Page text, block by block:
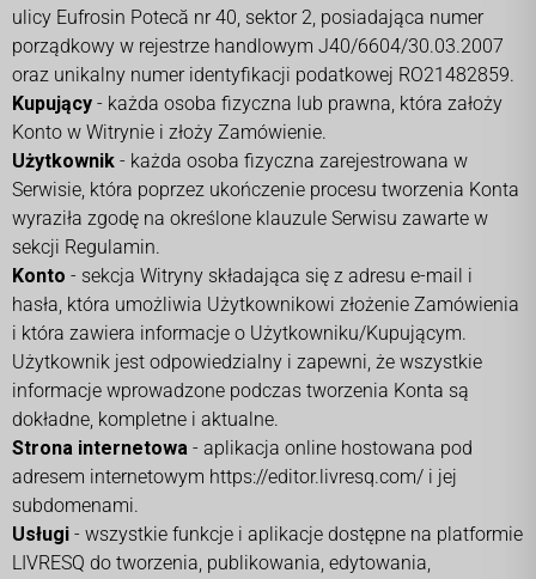
ulicy Eufrosin Potecă nr 40, sektor 2, posiadająca numer
porządkowy w rejestrze handlowym J40/6604/30.03.2007
oraz unikalny numer identyfikacji podatkowej RO21482859.
Kupujący - każda osoba fizyczna lub prawna, która założy
Konto w Witrynie i złoży Zamówienie.
Użytkownik - każda osoba fizyczna zarejestrowana w
Serwisie, która poprzez ukończenie procesu tworzenia Konta
wyraziła zgodę na określone klauzule Serwisu zawarte w
sekcji Regulamin.
Konto - sekcja Witryny składająca się z adresu e-mail i
hasła, która umożliwia Użytkownikowi złożenie Zamówienia
i która zawiera informacje o Użytkowniku/Kupującym.
Użytkownik jest odpowiedzialny i zapewni, że wszystkie
informacje wprowadzone podczas tworzenia Konta są
dokładne, kompletne i aktualne.
Strona internetowa - aplikacja online hostowana pod
adresem internetowym https://editor.livresq.com/ i jej
subdomenami.
Usługi - wszystkie funkcje i aplikacje dostępne na platformie
LIVRESQ do tworzenia, publikowania, edytowania,